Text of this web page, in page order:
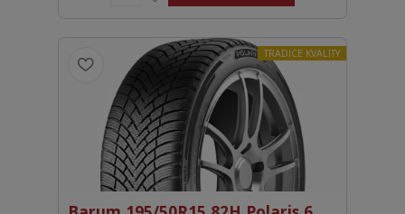
TRADICE KVALITY